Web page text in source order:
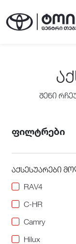
შენი
ფილტრები
აქსესუარები
RAV4
C-HR
Camry
Hilux